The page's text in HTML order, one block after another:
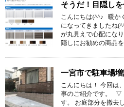
そうだ！目隠しを
こんにちは(^^♪ 暖か
になってきましたね
が丸見えで心配にな
隠しにお勧めの商品
一宮市で駐車場
こんにちは！ 今回は
事のご紹介です。 ▽
す。 お庭部分を撤去